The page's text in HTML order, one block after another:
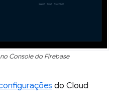
Console do Firebase
do Cloud